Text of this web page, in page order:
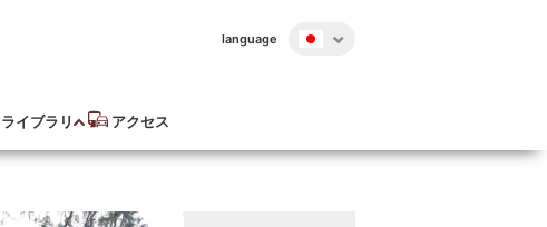
language
ライブラリ アクセス